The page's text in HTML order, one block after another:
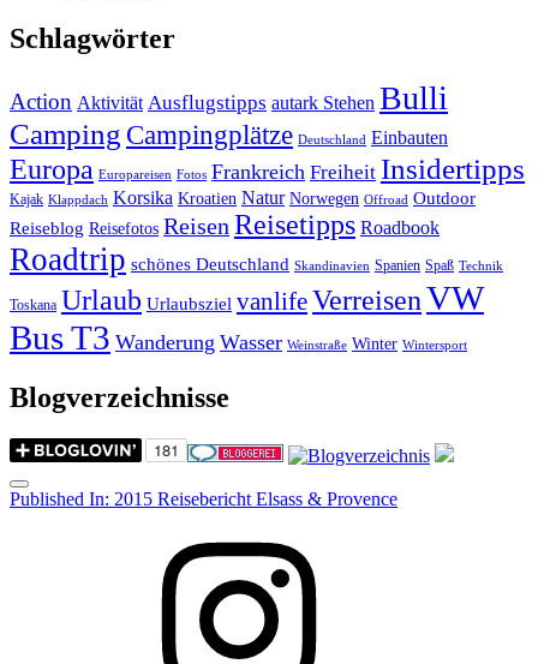
Schlagwörter
Action Aktivität Ausflugstipps autark Stehen Bulli
Camping Campingplätze Deutschland Einbauten
Europa Europareisen Fotos Frankreich Freiheit Insidertipps
Kajak Klappdach Korsika Kroatien Natur Norwegen Offroad Outdoor
Reiseblog Reisefotos ReisenReisetipps Roadbook
Roadtrip schönes Deutschland Skandinavien Spanien Spaß Technik
Toskana Urlaub Urlaubsziel vanlifeVerreisenVW
Bus T3 Wanderung Wasser Weinstraße Winter Wintersport
Blogverzeichnisse
Menu
Post
Published In: 2015 Reisebericht Elsass & Provence